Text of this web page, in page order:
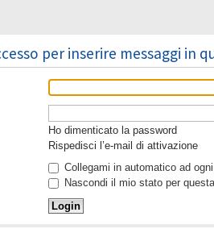
per inserire messaggi in
Ho dimenticato la password
Rispedisci l’e-mail di attivazione
Collegami in automatico ad
Nascondi il mio stato per